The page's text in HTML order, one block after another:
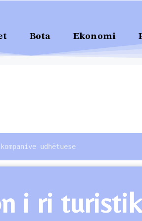
Bota Ekonomi
udhëtuese
i ri